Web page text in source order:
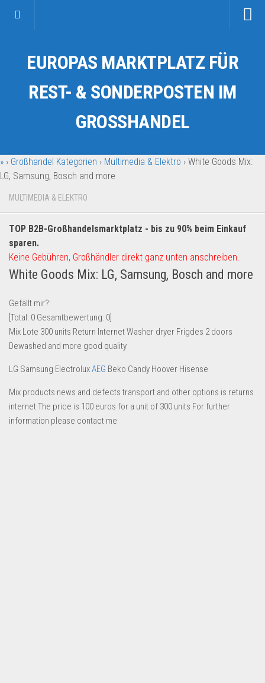
Kategorien
Auto & Motorrad
Fahrzeuge & Transport
Garten & Werkzeug
Geschäft, Büro & Schreibwaren
Geschenkartikel
Handy und Smartphone
Kosmetik & Pflege
Lebensmittel & Getränke
Multimedia & Elektro
Münzen
Uhren & Schmuck
Wohnen & Einrichten
EUROPAS MARKTPLATZ FÜR
REST- & SONDERPOSTEN IM
GROSSHANDEL
» › Großhandel Kategorien › Multimedia & Elektro › White Goods Mix:
LG, Samsung, Bosch and more
MULTIMEDIA & ELEKTRO
TOP B2B-Großhandelsmarktplatz - bis zu 90% beim Einkauf
sparen.
Keine Gebühren, Großhändler direkt ganz unten anschreiben.
White Goods Mix: LG, Samsung, Bosch and more
Gefällt mir?:
[Total: 0 Gesamtbewertung: 0
Mix Lote 300 units Return Internet Washer dryer Frigdes 2 doors
Dewashed and more good quality
LG Samsung ElectroluxAEG Beko Candy Hoover Hisense
Mix products news and defects transport and other options is returns
internet The price is 100 euros for a unit of 300 units For further
information please contact me